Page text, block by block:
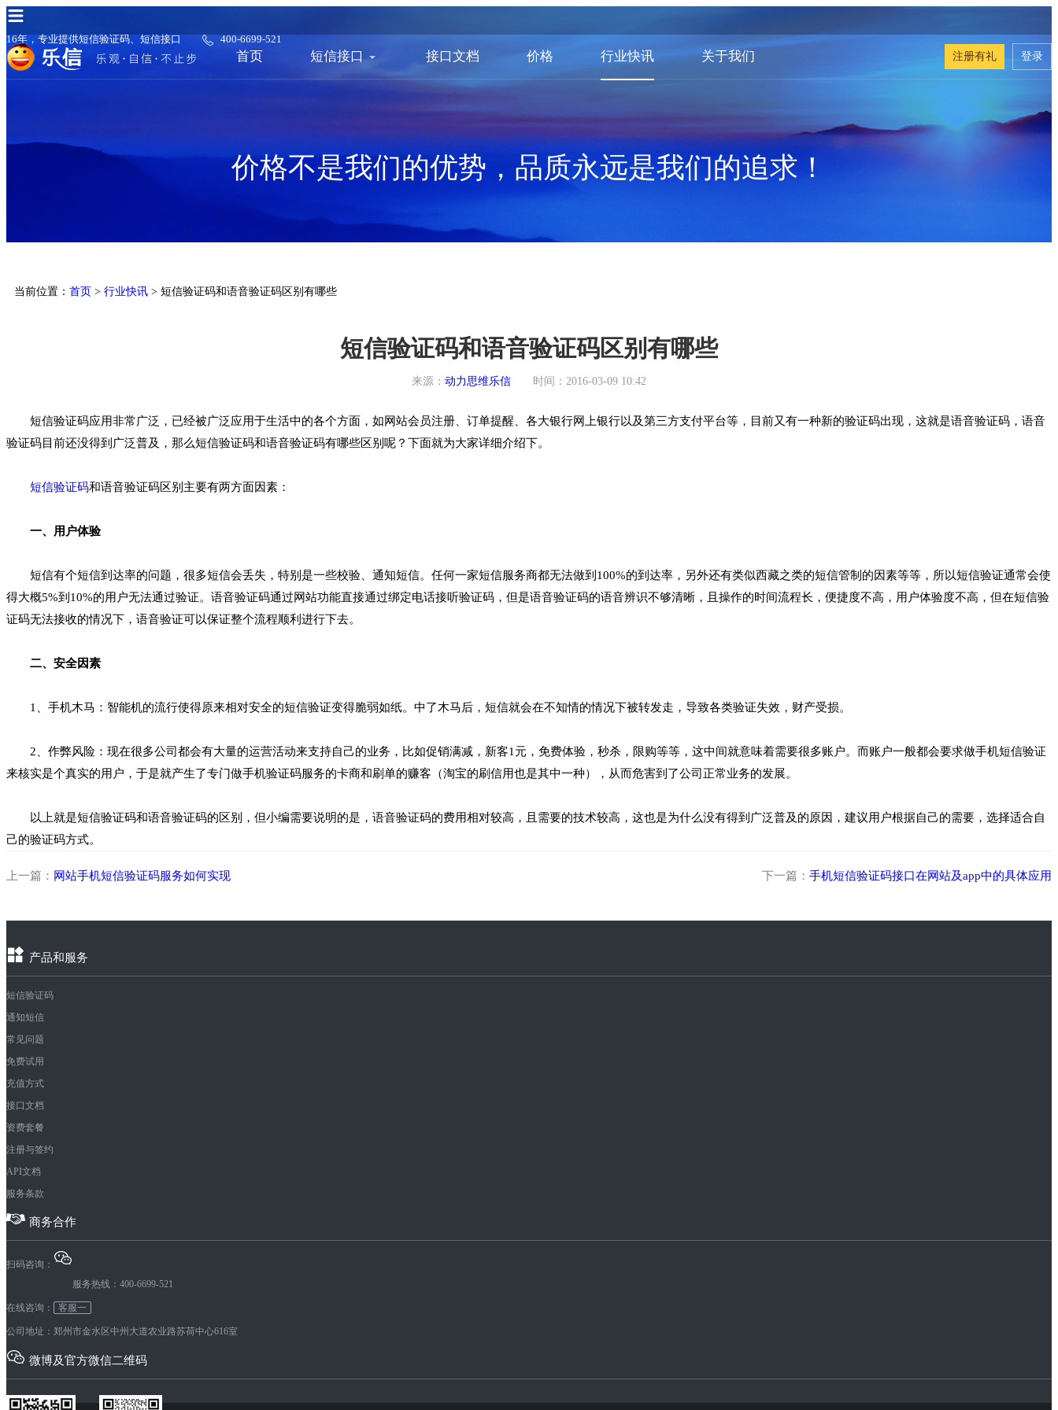
16年，专业提供短信验证码、短信接口 400-6699-521
首页 短信接口 接口文档 价格 行业快讯 关于我们 注册有礼 登录
价格不是我们的优势，品质永远是我们的追求！
当前位置： 首页 > 行业快讯 > 短信验证码和语音验证码区别有哪些
短信验证码和语音验证码区别有哪些
来源： 动力思维乐信 时间：2016-03-09 10:42
短信验证码应用非常广泛，已经被广泛应用于生活中的各个方面，如网站会员注册、订单提醒、各大银行网上银行以及第三方支付平台等，目前又有一种新的验证码出现，这就是语音验证码，语音
验证码目前还没得到广泛普及，那么短信验证码和语音验证码有哪些区别呢？下面就为大家详细介绍下。
短信验证码和语音验证码区别主要有两方面因素：
一、用户体验
短信有个短信到达率的问题，很多短信会丢失，特别是一些校验、通知短信。任何一家短信服务商都无法做到100%的到达率，另外还有类似西藏之类的短信管制的因素等等，所以短信验证通常会使
得大概5%到10%的用户无法通过验证。语音验证码通过网站功能直接通过绑定电话接听验证码，但是语音验证码的语音辨识不够清晰，且操作的时间流程长，便捷度不高，用户体验度不高，但在短信验
证码无法接收的情况下，语音验证可以保证整个流程顺利进行下去。
二、安全因素
1、手机木马：智能机的流行使得原来相对安全的短信验证变得脆弱如纸。中了木马后，短信就会在不知情的情况下被转发走，导致各类验证失效，财产受损。
2、作弊风险：现在很多公司都会有大量的运营活动来支持自己的业务，比如促销满减，新客1元，免费体验，秒杀，限购等等，这中间就意味着需要很多账户。而账户一般都会要求做手机短信验证
来核实是个真实的用户，于是就产生了专门做手机验证码服务的卡商和刷单的赚客（淘宝的刷信用也是其中一种），从而危害到了公司正常业务的发展。
以上就是短信验证码和语音验证码的区别，但小编需要说明的是，语音验证码的费用相对较高，且需要的技术较高，这也是为什么没有得到广泛普及的原因，建议用户根据自己的需要，选择适合自
己的验证码方式。
上一篇： 网站手机短信验证码服务如何实现 下一篇： 手机短信验证码接口在网站及app中的具体应用
产品和服务
短信验证码
通知短信
常见问题
免费试用
充值方式
接口文档
资费套餐
注册与签约
API文档
服务条款
商务合作
扫码咨询：
服务热线：400-6699-521
在线咨询： 客服一
公司地址：郑州市金水区中州大道农业路苏荷中心616室
微博及官方微信二维码